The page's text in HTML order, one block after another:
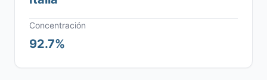
Concentración
92.7%